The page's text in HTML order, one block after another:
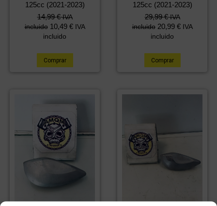
125cc (2021-2023)
14,99€ IVA
incluido 10,49 € IVA
incluido
Comprar
125cc (2021-2023)
29,99€ IVA
incluido 20,99 € IVA
incluido
Comprar